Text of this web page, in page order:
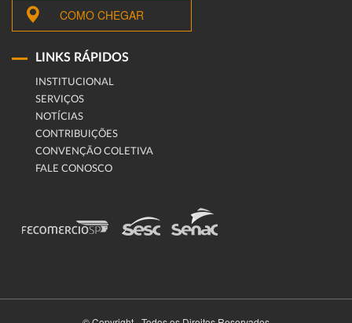
COMO CHEGAR
LINKS RÁPIDOS
INSTITUCIONAL
SERVIÇOS
NOTÍCIAS
CONTRIBUIÇÕES
CONVENÇÃO COLETIVA
FALE CONOSCO